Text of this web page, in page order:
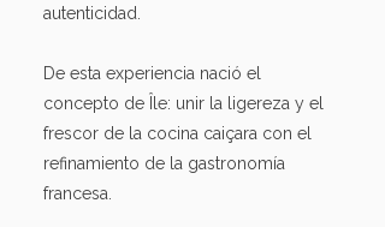
autenticidad.
De esta experiencia nació el
concepto de Île: unir la ligereza y el
frescor de la cocina caiçara con el
refinamiento de la gastronomía
francesa.